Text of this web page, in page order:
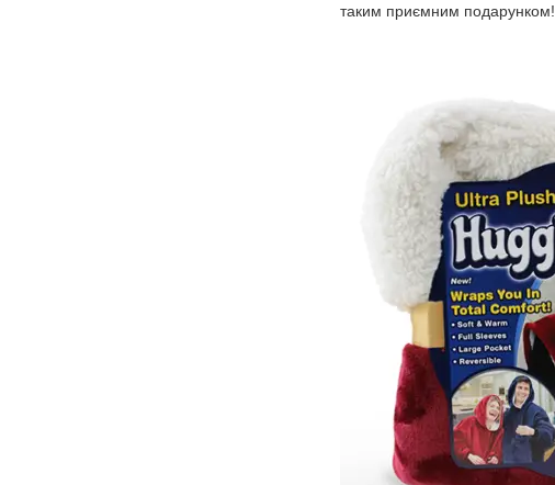
таким приємним подарунком!